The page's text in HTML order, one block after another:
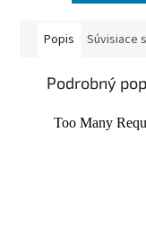
Popis Súvisiace
Podrobný